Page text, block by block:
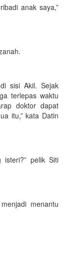
anak saya,”
sisi Akil. Sejak
terlepas waktu
doktor dapat
itu,” kata Datin
isteri?” pelik Siti
menantu